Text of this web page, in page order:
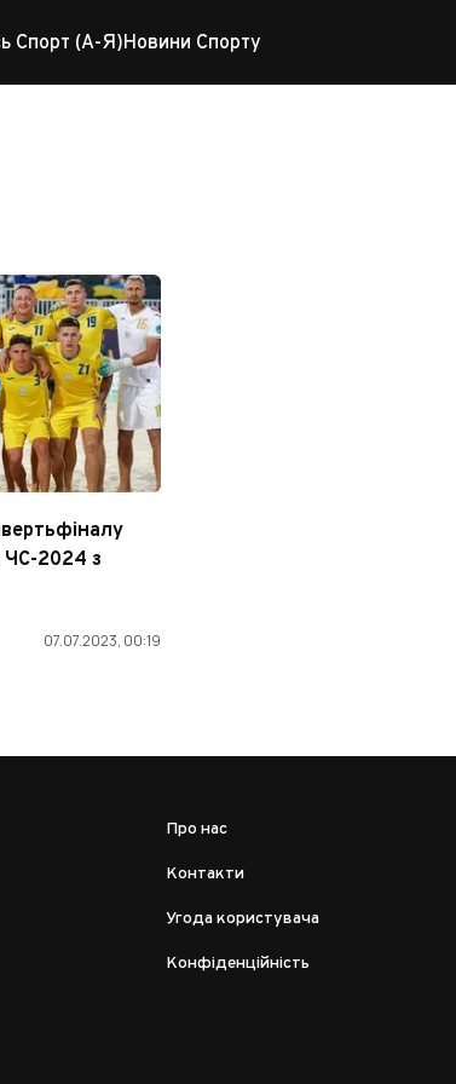
Спорт (А-Я)Новини Спорту
футболу
ЧС-2024 з
07.07.2023, 00:19
Про нас
Контакти
Угода користувача
Конфіденційність